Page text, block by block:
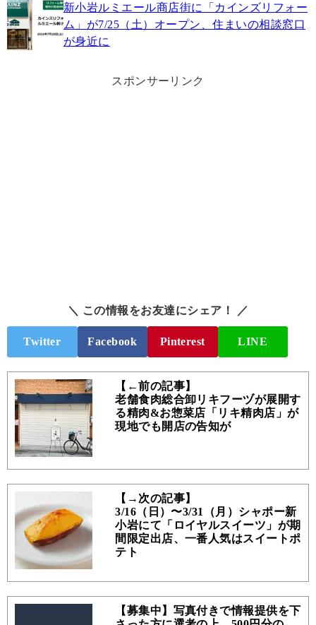
新小岩ルミエール商店街に「カインズリフォー
ム」が7/25（土）オープン、住まいの相談窓口
が身近に
スポンサーリンク
＼ この情報をお友達にシェア！ ／
Twitter Facebook Pinterest LINE
【←前の記事】
老舗食肉総合卸リキフーヅが展開す
る精肉&お惣菜店「リキ精肉店」が
現地でも開店の告知が
【→次の記事】
3/16（日）〜3/31（月）シャポー新
小岩にて「ロイヤルスイーツ」が期
間限定出店、一番人気はスイートポ
テト
【募集中】写真付きで情報提供を下